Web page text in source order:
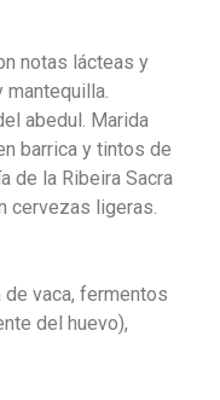
notas lácteas y
abedul. Marida
barrica y tintos de
de la Ribeira Sacra
cervezas ligeras.
vaca, fermentos
del huevo),